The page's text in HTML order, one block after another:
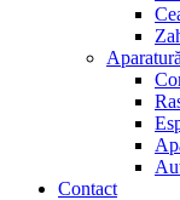
Aparatură
Contact